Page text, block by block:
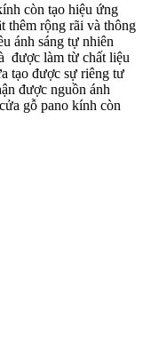
còn tạo hiệu ứng
thêm rộng rãi và thông
ánh sáng tự nhiên
được làm từ chất liệu
tạo được sự riêng tư
được nguồn ánh
gỗ pano kính còn